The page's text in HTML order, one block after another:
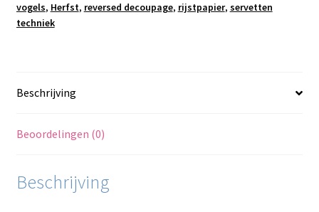
vogels, Herfst, reversed decoupage, rijstpapier, servetten
techniek
Beschrijving
Beoordelingen (0)
Beschrijving